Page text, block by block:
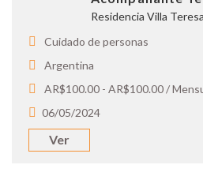
Residencia Villa Teresa
Cuidado de personas
Argentina
AR$100.00 - AR$100.00 /
06/05/2024
Ver